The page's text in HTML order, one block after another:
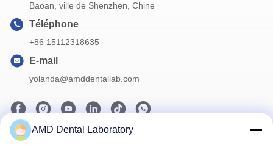
Baoan, ville de Shenzhen, Chine
Téléphone
+86 15112318635
E-mail
yolanda@amddentallab.com
Notre newsletter
AMD Dental Laboratory